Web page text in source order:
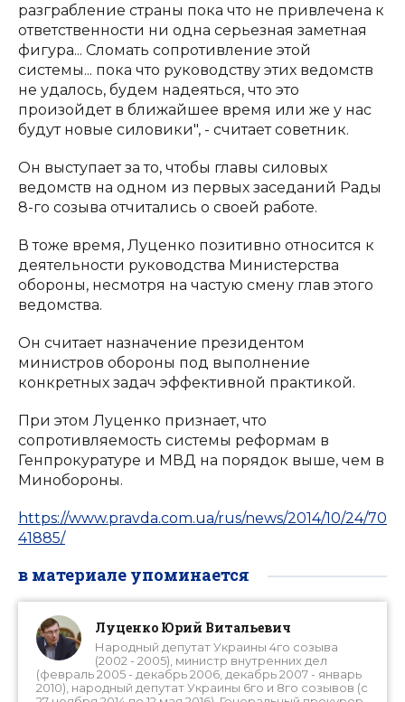
разграбление страны пока что не привлечена к
ответственности ни одна серьезная заметная
фигура... Сломать сопротивление этой
системы... пока что руководству этих ведомств
не удалось, будем надеяться, что это
произойдет в ближайшее время или же у нас
будут новые силовики", - считает советник.
Он выступает за то, чтобы главы силовых
ведомств на одном из первых заседаний Рады
8-го созыва отчитались о своей работе.
В тоже время, Луценко позитивно относится к
деятельности руководства Министерства
обороны, несмотря на частую смену глав этого
ведомства.
Он считает назначение президентом
министров обороны под выполнение
конкретных задач эффективной практикой.
При этом Луценко признает, что
сопротивляемость системы реформам в
Генпрокуратуре и МВД на порядок выше, чем в
Минобороны.
https://www.pravda.com.ua/rus/news/2014/10/24/70
41885/
в материале упоминается
Луценко Юрий Витальевич
Народный депутат Украины 4го созыва
(2002 - 2005), министр внутренних дел
(февраль 2005 - декабрь 2006, декабрь 2007 - январь
2010), народный депутат Украины 6го и 8го созывов (с